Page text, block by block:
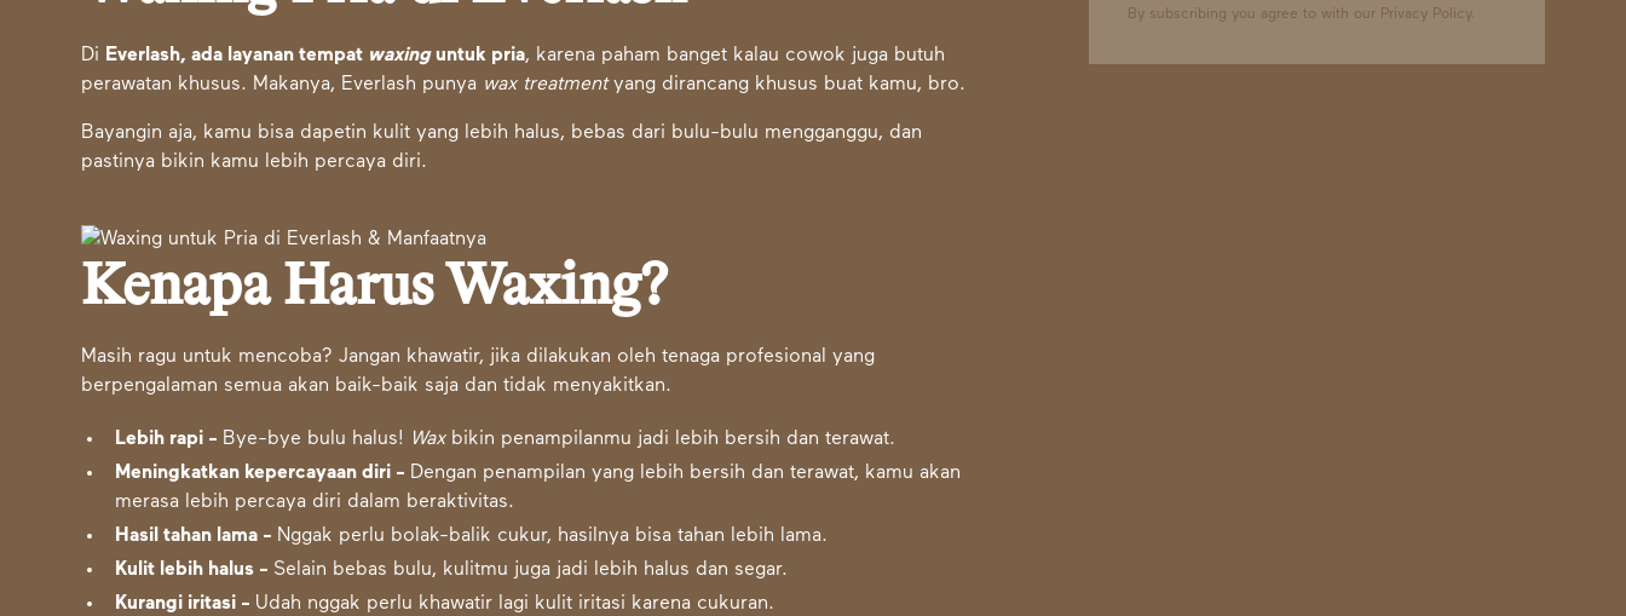
Di Everlash, ada layanan tempat waxinguntuk pria, karena paham banget kalau cowok juga butuh
perawatan khusus. Makanya, Everlash punya wax treatmentyang dirancang khusus buat kamu, bro.
Bayangin aja, kamu bisa dapetin kulit yang lebih halus, bebas dari bulu-bulu mengganggu, dan
pastinya bikin kamu lebih percaya diri.
Kenapa Harus Waxing?
Masih ragu untuk mencoba? Jangan khawatir, jika dilakukan oleh tenaga profesional yang
berpengalaman semua akan baik-baik saja dan tidak menyakitkan.
Lebih rapi - Bye-bye bulu halus! Waxbikin penampilanmu jadi lebih bersih dan terawat.
Meningkatkan kepercayaan diri - Dengan penampilan yang lebih bersih dan terawat, kamu akan
merasa lebih percaya diri dalam beraktivitas.
Hasil tahan lama - Nggak perlu bolak-balik cukur, hasilnya bisa tahan lebih lama.
Kulit lebih halus - Selain bebas bulu, kulitmu juga jadi lebih halus dan segar.
Kurangi iritasi - Udah nggak perlu khawatir lagi kulit iritasi karena cukuran.
By subscribing you agree to with our Privacy Policy.